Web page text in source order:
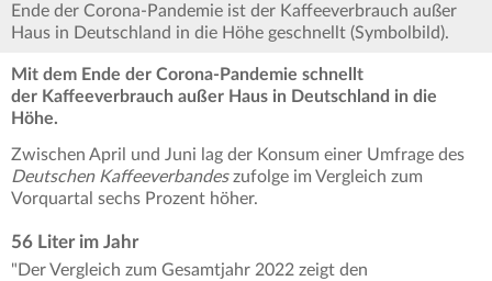
Ende der Corona-Pandemie ist der Kaffeeverbrauch außer
Haus in Deutschland in die Höhe geschnellt (Symbolbild).
Mit dem Ende der Corona-Pandemie schnellt
der Kaffeeverbrauch außer Haus in Deutschland in die
Höhe.
Zwischen April und Juni lag der Konsum einer Umfrage des
Deutschen Kaffeeverbandeszufolge im Vergleich zum
Vorquartal sechs Prozent höher.
56 Liter im Jahr
"Der Vergleich zum Gesamtjahr 2022 zeigt den